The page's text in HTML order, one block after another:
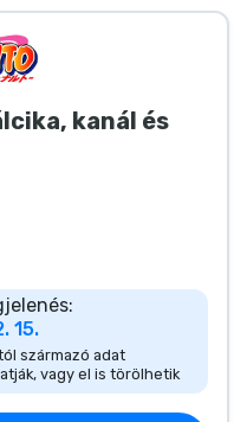
kanál és
15.
származó adat
vagy el is törölhetik